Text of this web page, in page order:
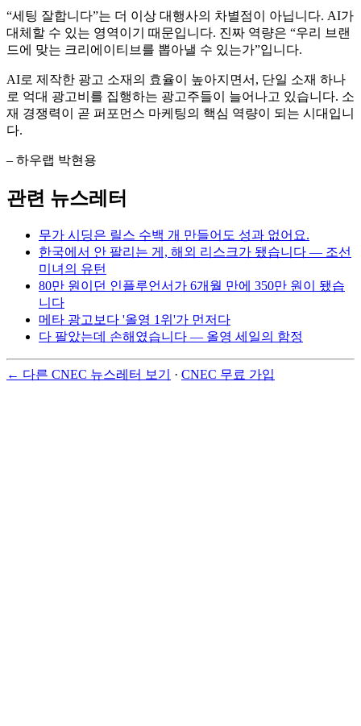
“세팅 잘합니다”는 더 이상 대행사의 차별점이 아닙니다. AI가
대체할 수 있는 영역이기 때문입니다. 진짜 역량은 “우리 브랜
드에 맞는 크리에이티브를 뽑아낼 수 있는가”입니다.
AI로 제작한 광고 소재의 효율이 높아지면서, 단일 소재 하나
로 억대 광고비를 집행하는 광고주들이 늘어나고 있습니다. 소
재 경쟁력이 곧 퍼포먼스 마케팅의 핵심 역량이 되는 시대입니
다.
– 하우랩 박현용
관련 뉴스레터
무가 시딩은 릴스 수백 개 만들어도 성과 없어요.
한국에서 안 팔리는 게, 해외 리스크가 됐습니다 — 조선
미녀의 유턴
80만 원이던 인플루언서가 6개월 만에 350만 원이 됐습
니다
메타 광고보다 '올영 1위'가 먼저다
다 팔았는데 손해였습니다 — 올영 세일의 함정
← 다른 CNEC 뉴스레터 보기 · CNEC 무료 가입